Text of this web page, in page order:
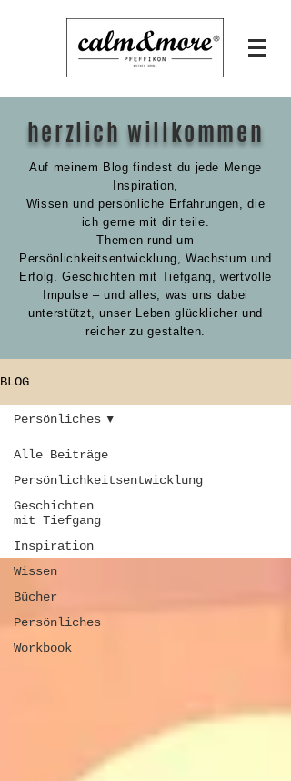
herzlich willkommen
Auf meinem Blog findest du jede Menge
Inspiration,
Wissen und persönliche Erfahrungen,die
ich gerne mit dir teile.
Themen rund um
Persönlichkeitsentwicklung, Wachstum und
Erfolg. Geschichten mit Tiefgang, wertvolle
Impulse – und alles, was uns dabei
unterstützt, unser Leben glücklicher und
reicher zu gestalten.
BLOG
Alle Beiträge
Persönlichkeitsentwicklung
Geschichten
mit Tiefgang
Inspiration
Wissen
Bücher
Persönliches
Workbook
Persönliches
Persönliches